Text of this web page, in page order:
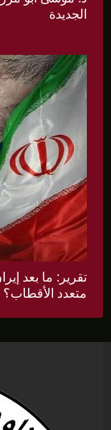
الجديدة
تقرير: ما بعد
متعدد الأقطاب؟